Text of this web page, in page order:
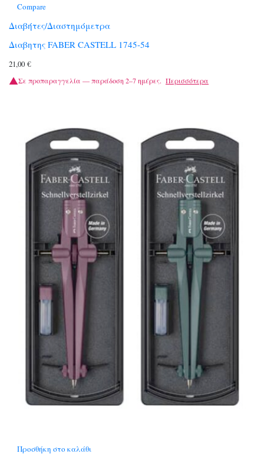
Compare
Διαβήτες/Διαστημόμετρα
Διαβητης FABER CASTELL 1745-54
21,00 €
Σε προπαραγγελία — παράδοση 2–7 ημέρες. Περισσότερα
Προσθήκη στο καλάθι